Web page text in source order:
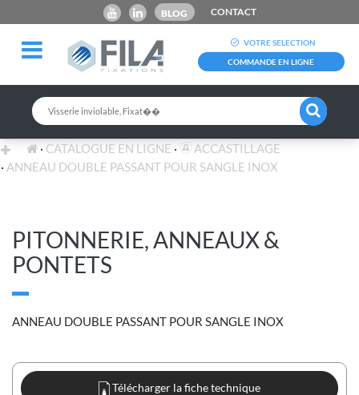
BLOG CONTACT
VOTRE SELECTION
COMMANDE EN LIGNE
CATALOGUE EN LIGNE
ACCASTILLAGE
ANNEAU DOUBLE PASSANT POUR SANGLE INOX
PITONNERIE, ANNEAUX &
PONTETS
ANNEAU DOUBLE PASSANT POUR SANGLE INOX
Télécharger la fiche technique